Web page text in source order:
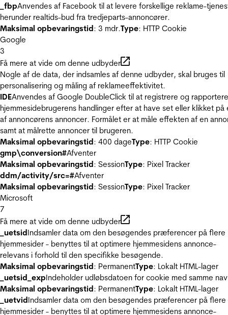
_fbpAnvendes af Facebook til at levere forskellige reklame-
herunder realtids-bud fra tredjeparts-annoncører.
Maksimal opbevaringstid: 3 mdr.Type: HTTP Cookie
Google
3
Få mere at vide om denne udbyder
Nogle af de data, der indsamles af denne udbyder, skal bruges til
personalisering og måling af reklameeffektivitet.
IDEAnvendes af Google DoubleClick til at registrere og
hjemmesidebrugerens handlinger efter at have set eller klikket på
af annoncørens annoncer. Formålet er at måle effekten af en
samt at målrette annoncer til brugeren.
Maksimal opbevaringstid: 400 dageType: HTTP Cookie
gmp\conversion#Afventer
Maksimal opbevaringstid: SessionType: Pixel Tracker
ddm/activity/src=#Afventer
Maksimal opbevaringstid: SessionType: Pixel Tracker
Microsoft
7
Få mere at vide om denne udbyder
_uetsidIndsamler data om den besøgendes præferencer på flere
hjemmesider - benyttes til at optimere hjemmesidens annonce-
relevans i forhold til den specifikke besøgende.
Maksimal opbevaringstid: PermanentType: Lokalt HTML-lager
_uetsid_expIndeholder udløbsdatoen for cookie med samme
Maksimal opbevaringstid: PermanentType: Lokalt HTML-lager
_uetvidIndsamler data om den besøgendes præferencer på flere
hjemmesider - benyttes til at optimere hjemmesidens annonce-